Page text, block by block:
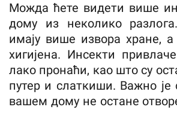
Можда ћете видети више
дому из неколико
имају више извора хране, а
хигијена. Инсекти
лако пронаћи, као што су
путер и слаткиши. Важно је
вашем дому не остане